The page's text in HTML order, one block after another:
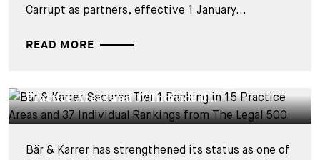
Carrupt as partners, effective 1 January...
READ MORE
Practice Areas and 37 Individual...
Bär & Karrer has strengthened its status as one of